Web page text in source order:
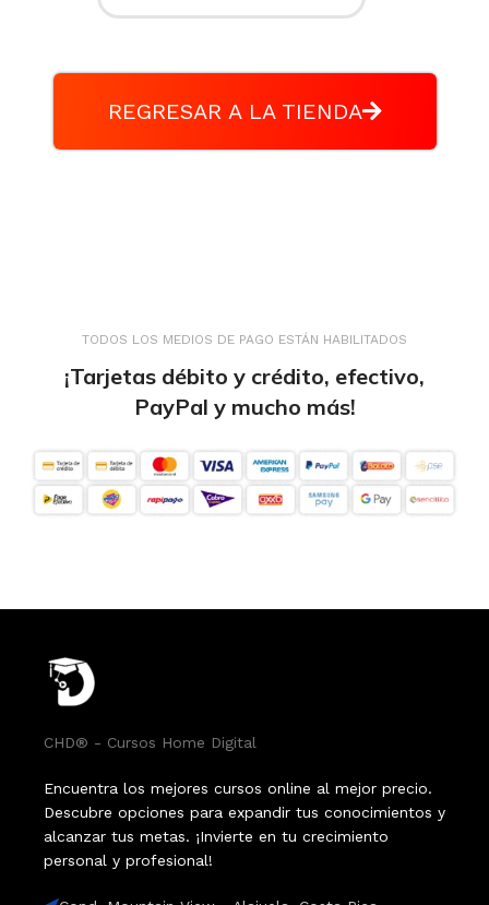
REGRESAR A LA TIENDA
TODOS LOS MEDIOS DE PAGO ESTÁN HABILITADOS
¡Tarjetas débito y crédito, efectivo,
PayPal y mucho más!
CHD® - Cursos Home Digital
Encuentra los mejores cursos online al mejor precio.
Descubre opciones para expandir tus conocimientos y
alcanzar tus metas. ¡Invierte en tu crecimiento
personal y profesional!